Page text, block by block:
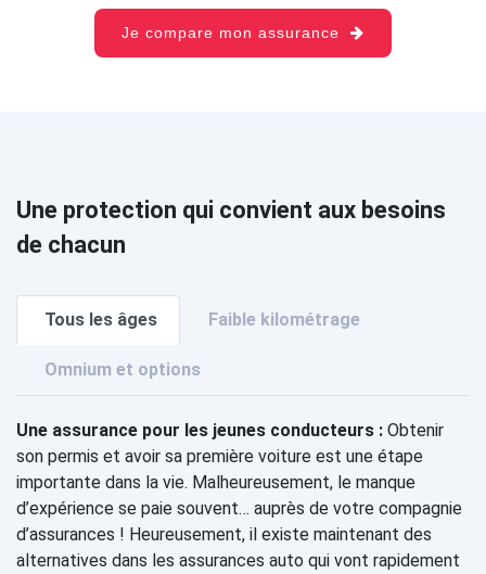
Je compare mon assurance
Une protection qui convient aux besoins
de chacun
Tous les âges Faible kilométrage
Omnium et options
Une assurance pour les jeunes conducteurs : Obtenir
son permis et avoir sa première voiture est une étape
importante dans la vie. Malheureusement, le manque
d’expérience se paie souvent… auprès de votre compagnie
d’assurances ! Heureusement, il existe maintenant des
alternatives dans les assurances auto qui vont rapidement